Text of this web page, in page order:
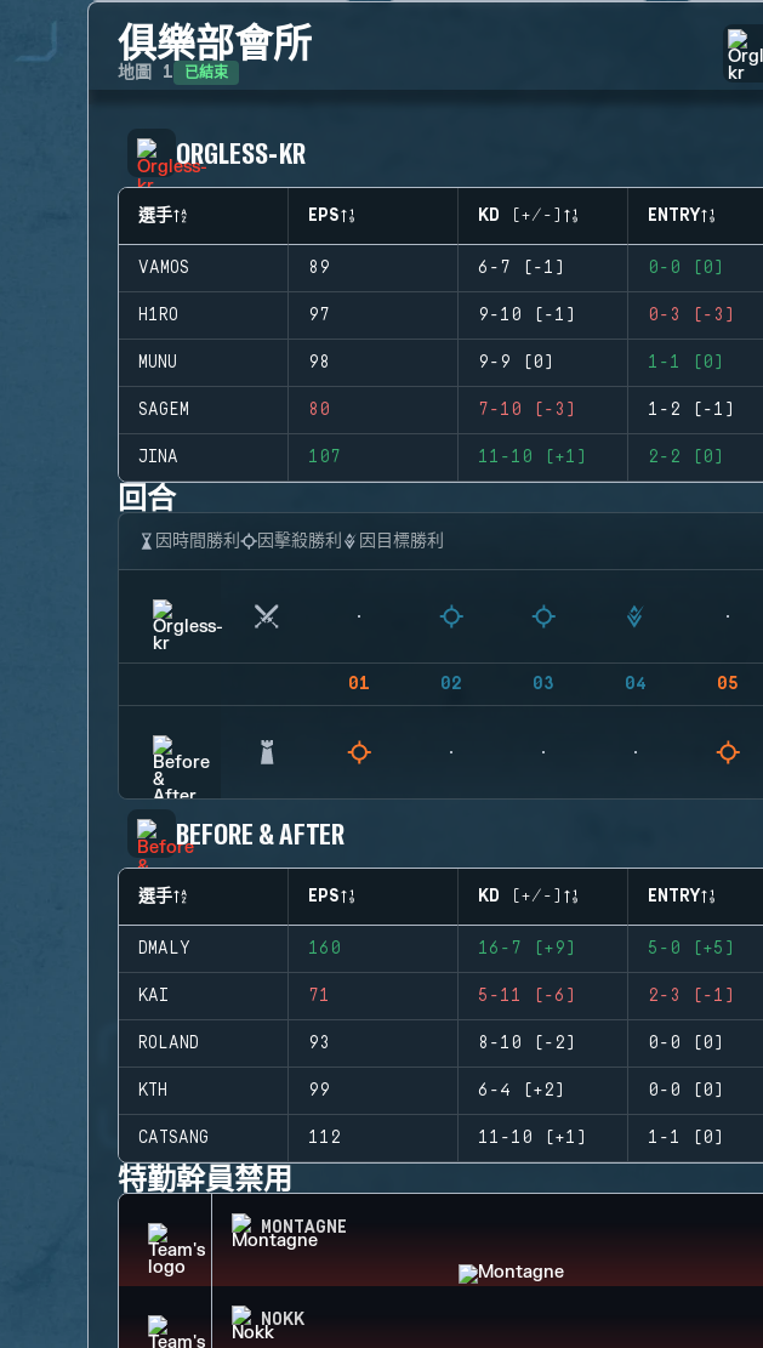
俱樂部會所
地圖 1 已結束
ORGLESS-KR
選手 EPS KD (+/-) ENTRY
VAMOS 89 6-7 (-1) 0-0 (0)
H1RO 97 9-10 (-1) 0-3 (-3)
MUNU 98 9-9 (0) 1-1 (0)
SAGEM 80 7-10 (-3) 1-2 (-1)
JINA 107 11-10 (+1) 2-2 (0)
回合
因時間勝利 因擊殺勝利 因目標勝利
01 02 03 04 05
BEFORE & AFTER
選手 EPS KD (+/-) ENTRY
DMALY 160 16-7 (+9) 5-0 (+5)
KAI 71 5-11 (-6) 2-3 (-1)
ROLAND 93 8-10 (-2) 0-0 (0)
KTH 99 6-4 (+2) 0-0 (0)
CATSANG 112 11-10 (+1) 1-1 (0)
特勤幹員禁用
MONTAGNE
NOKK